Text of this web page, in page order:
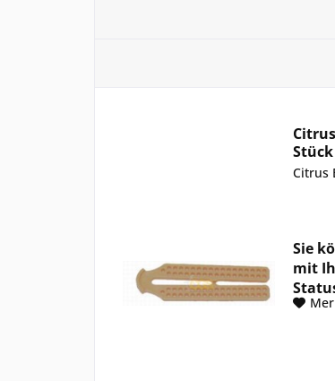
Stück
Citrus
Sie
mit